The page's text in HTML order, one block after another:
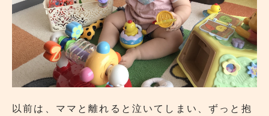
以前は、ママと離れると泣いてしまい、ずっと抱